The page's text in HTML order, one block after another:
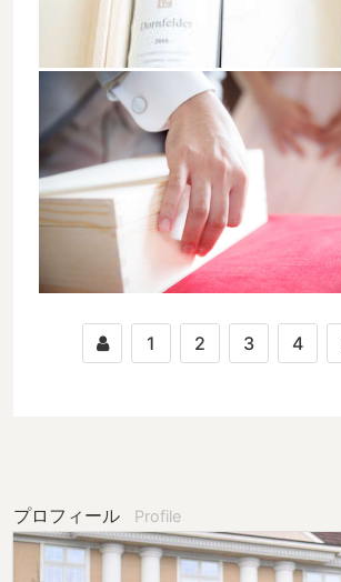
1 2 3 4
プロフィール Profile